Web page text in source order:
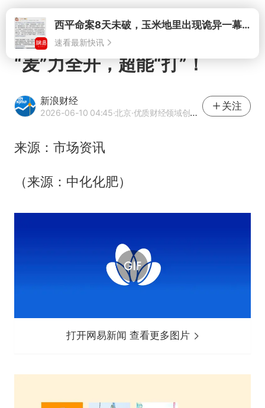
打开西平命案8天未破，玉米地里出现诡异一幕，我突然想起了欧金中
速看最新快讯
“麦”力全开，超能“打”！
新浪财经
2026-06-10 04:45·北京·优质财经领域创作者
关注
来源：市场资讯
（来源：中化化肥）
打开网易新闻 查看更多图片